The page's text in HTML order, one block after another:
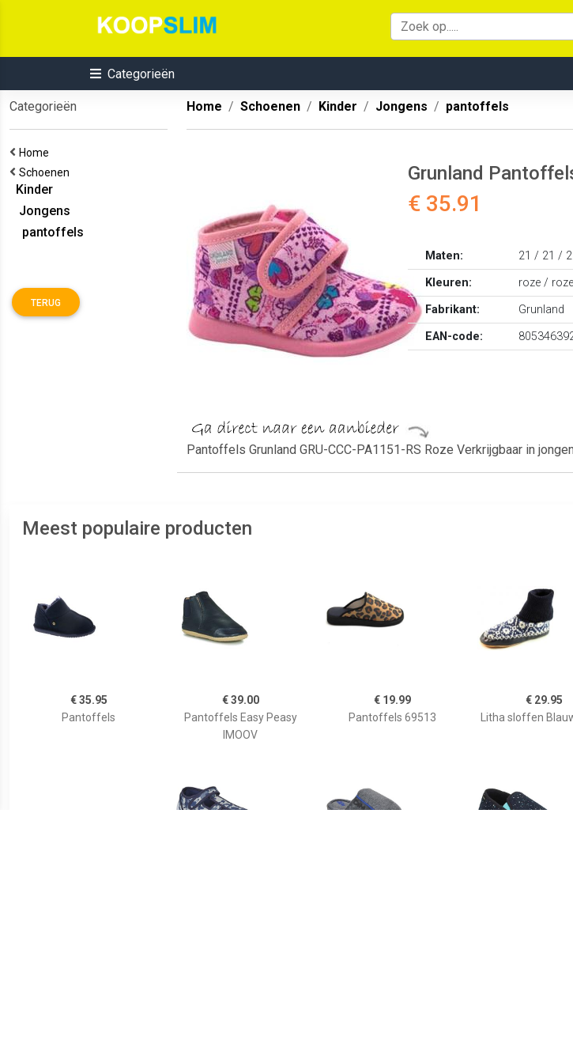
Categorieën
Categorieën
Home
Schoenen
Kinder
Jongens
pantoffels
TERUG
Home Schoenen Kinder Jongens pantoffels
Grunland
€ 35.91
Maten:
21 / 21 /
Kleuren:
roze / roze
Fabrikant:
Grunland
EAN-code:
Pantoffels Grunland GRU-CCC-PA1151-RS Roze Verkrijgbaar in
Meest populaire producten
€ 35.95
Pantoffels
€ 39.00
Pantoffels Easy Peasy
IMOOV
€ 19.99
Pantoffels 69513
€ 29.95
Litha sloffen